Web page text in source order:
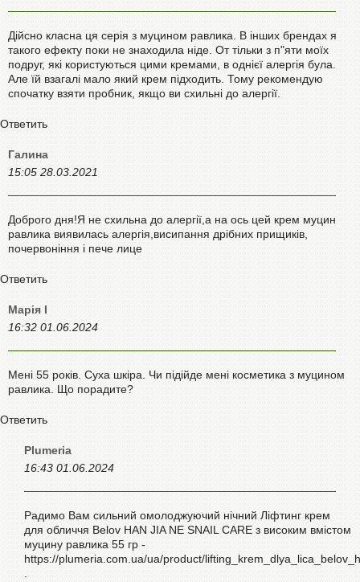
Дійсно класна ця серія з муцином равлика. В інших брендах я
такого ефекту поки не знаходила ніде. От тільки з п"яти моїх
подруг, які користуються цими кремами, в однієї алергія була.
Але їй взагалі мало який крем підходить. Тому рекомендую
спочатку взяти пробник, якщо ви схильні до алергії.
Ответить
Галина
15:05 28.03.2021
Доброго дня!Я не схильна до алергії,а на ось цей крем муцин
равлика виявилась алергія,висипання дрібних прищиків,
почервоніння і пече лице
Ответить
Марія І
16:32 01.06.2024
Мені 55 років. Суха шкіра. Чи підійде мені косметика з муцином
равлика. Що порадите?
Ответить
Plumeria
16:43 01.06.2024
Радимо Вам сильний омолоджуючий нічний Ліфтинг крем
для обличчя Belov HAN JIA NE SNAIL CARE з високим вмістом
муцину равлика 55 гр -
https://plumeria.com.ua/ua/product/